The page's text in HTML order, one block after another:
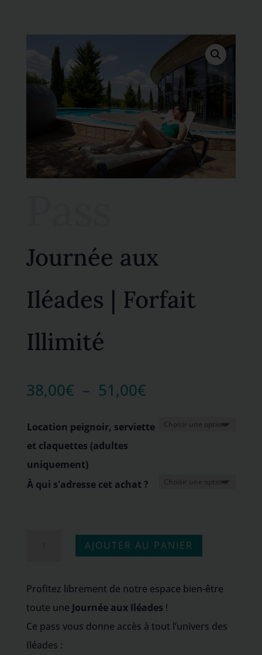
Journée aux
Iléades | Forfait
Illimité
38,00€ – 51,00€Plage
prix :
51,00€
Location peignoir, serviette
et claquettes (adultes
uniquement)
À qui s'adresse cet achat ?
aux
Iléades
|
Forfait
AJOUTER AU PANIER
Profitez librement de notre espace bien-être
toute une Journée aux Iléades !
Ce pass vous donne accès à tout l’univers des
Iléades :